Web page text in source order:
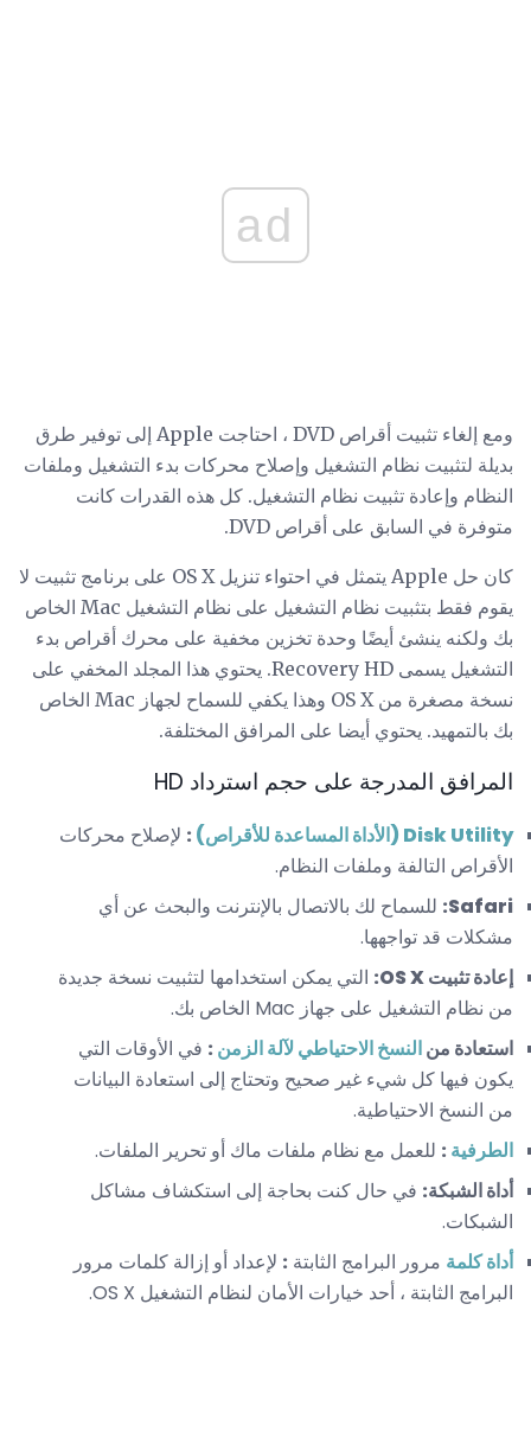
ad
ومع إلغاء تثبيت أقراص DVD ، احتاجت Apple إلى توفير طرق
بديلة لتثبيت نظام التشغيل وإصلاح محركات بدء التشغيل وملفات
النظام وإعادة تثبيت نظام التشغيل. كل هذه القدرات كانت
متوفرة في السابق على أقراص DVD.
كان حل Apple يتمثل في احتواء تنزيل OS X على برنامج تثبيت لا
يقوم فقط بتثبيت نظام التشغيل على نظام التشغيل Mac الخاص
بك ولكنه ينشئ أيضًا وحدة تخزين مخفية على محرك أقراص بدء
التشغيل يسمى Recovery HD. يحتوي هذا المجلد المخفي على
نسخة مصغرة من OS X وهذا يكفي للسماح لجهاز Mac الخاص
بك بالتمهيد. يحتوي أيضا على المرافق المختلفة.
المرافق المدرجة على حجم استرداد HD
Disk Utility (الأداة المساعدة للأقراص) : لإصلاح محركات
الأقراص التالفة وملفات النظام.
Safari: للسماح لك بالاتصال بالإنترنت والبحث عن أي
مشكلات قد تواجهها.
إعادة تثبيت OS X:
التي يمكن استخدامها لتثبيت نسخة جديدة
من نظام التشغيل على جهاز Mac الخاص بك.
استعادة منالنسخ الاحتياطي لآلة الزمن : في الأوقات التي
يكون فيها كل شيء غير صحيح وتحتاج إلى استعادة البيانات
من النسخ الاحتياطية.
الطرفية : للعمل مع نظام ملفات ماك أو تحرير الملفات.
أداة الشبكة: في حال كنت بحاجة إلى استكشاف مشاكل
الشبكات.
أداة كلمة مرور البرامج الثابتة : لإعداد أو إزالة كلمات مرور
البرامج الثابتة ، أحد خيارات الأمان لنظام التشغيل OS X.